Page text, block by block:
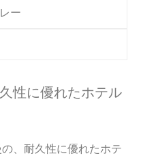
ー
性に優れたホテル
、耐久性に優れたホテ